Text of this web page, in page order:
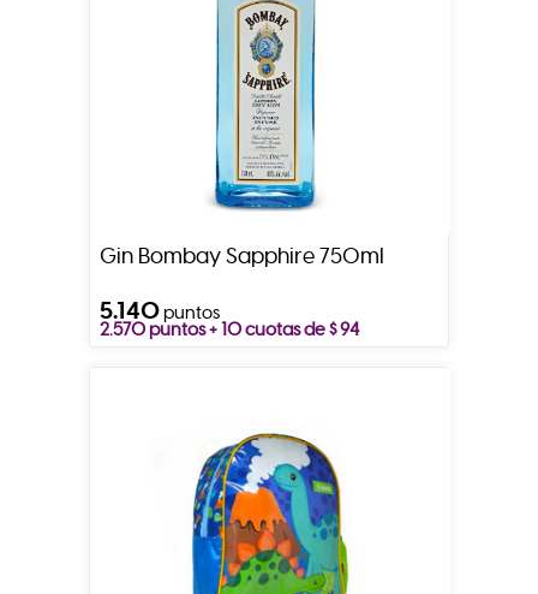
Gin Bombay Sapphire 750ml
5.140puntos
2.570 puntos + 10 cuotas de $ 94